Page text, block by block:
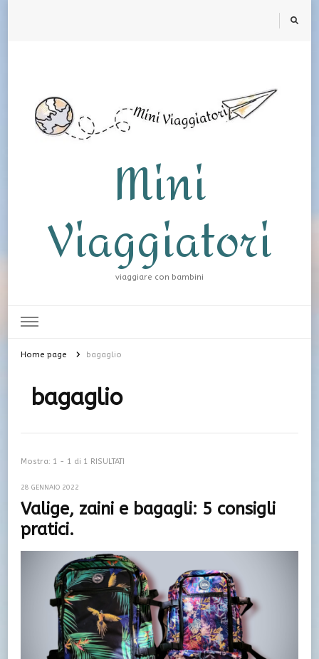
Mini
Viaggiatori
viaggiare con bambini
Home page bagaglio
bagaglio
Mostra: 1 - 1 di 1 RISULTATI
28 GENNAIO 2022
Valige, zaini e bagagli: 5 consigli
pratici.